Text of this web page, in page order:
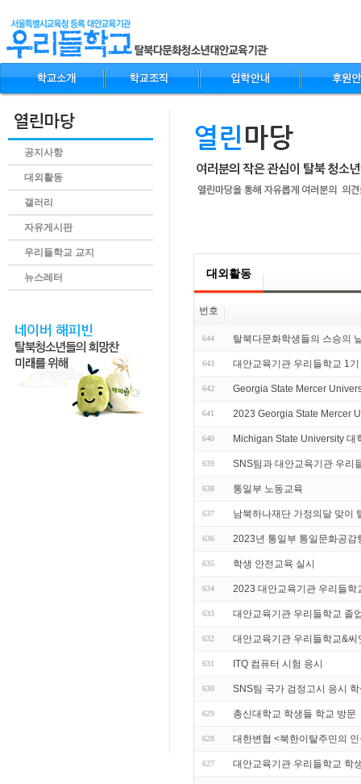
공지사항
대외활동
갤러리
자유게시판
우리들학교 교지
뉴스레터 대외활동
번호
644 탈북다문화학생들의 스승의
643 대안교육기관 우리들학교 1
642 Georgia State Mercer
641 2023 Georgia State Mercer
640 Michigan State University 대
639 SNS팀과 대안교육기관 우리
638 통일부 노동교육
637 남북하나재단 가정의달 맞이
636 2023년 통일부 통일문화공감
635 학생 안전교육 실시
634 2023 대안교육기관 우리들학
633 대안교육기관 우리들학교 졸
632 대안교육기관 우리들학교&
631 ITQ 컴퓨터 시험 응시
630 SNS팀 국가 검정고시 응시
629 총신대학교 학생들 학교 방문
628 대한변협 <북한이탈주민의
627 대안교육기관 우리들학교 학